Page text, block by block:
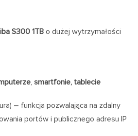
S300 1TBo dużej wytrzymałości
,smartfonie, tablecie
– funkcja pozwalająca na zdalny
portów i publicznego adresu IP